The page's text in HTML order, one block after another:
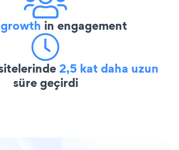
in engagement
2,5 kat daha uzun
süre geçirdi